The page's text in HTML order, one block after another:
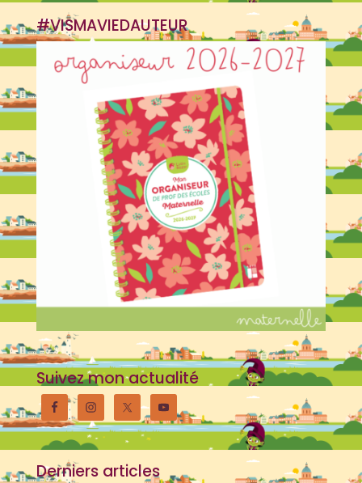
#VISMAVIEDAUTEUR
Suivez mon actualité
Derniers articles